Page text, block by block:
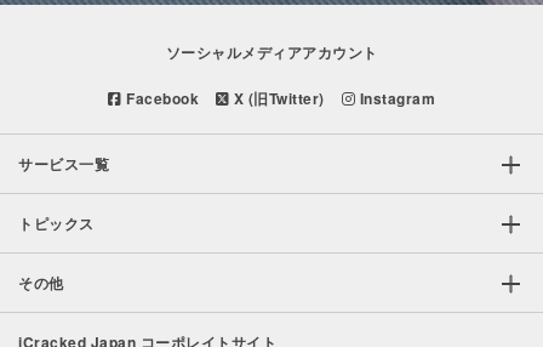
ソーシャルメディアアカウント
Facebook X (旧Twitter) Instagram
サービス一覧
トピックス
その他
iCracked Japan コーポレイトサイト